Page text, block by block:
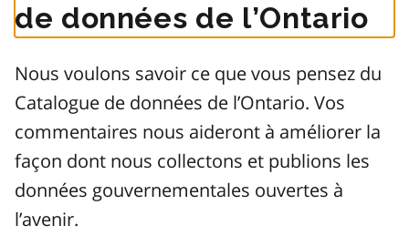
de données de l’Ontario
Nous voulons savoir ce que vous pensez du
Catalogue de données de l’Ontario. Vos
commentaires nous aideront à améliorer la
façon dont nous collectons et publions les
données gouvernementales ouvertes à
l’avenir.